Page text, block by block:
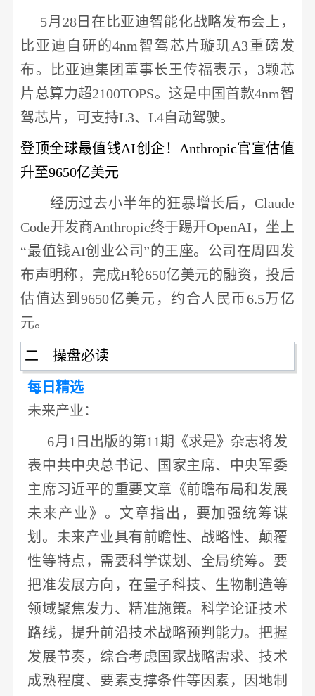
5月28日在 比亚迪智能化战略发布会上，
比亚迪 自研的4nm智驾芯片璇玑A3重磅发
布。
比亚迪集团董事长王传福表示， 3颗芯
片总算力超2100TOPS。这是中国首款4nm智
驾芯片，可支持L3、L4自动驾驶。
登顶全球最值钱AI创企！Anthropic官宣估值
升至9650亿美元
经历过去小半年的狂暴增长后， Claude
Code开发商Anthropic终于踢开OpenAI，坐上
“最值钱AI创业公司”的王座。公司在周四发
布声明称，完成H轮650亿美元的融资，投后
估值达到9650亿美元，约合人民币6.5万亿
元。
二 操盘必读
每日精选
未来产业：
6月1日 出版的第11期《求是》杂志将发
表中共中央总书记、国家主席、中央军委
主席习近平的重要文章《前瞻布局和发展
未来产业》 。文章指出，要加强统筹谋
划。未来产业具有前瞻性、战略性、颠覆
性等特点，需要科学谋划、全局统筹。要
把准发展方向，在量子科技、生物制造等
领域聚焦发力、精准施策。科学论证技术
路线，提升前沿技术战略预判能力。把握
发展节奏， 综合考虑国家战略需求、技术
成熟程度、要素支撑条件等因素，因地制